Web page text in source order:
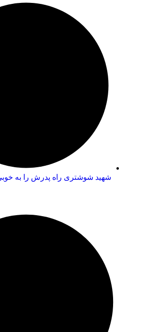
شهید شوشتری راه پدرش را به خوبی ادامه داد